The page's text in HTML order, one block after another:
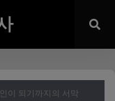
이 되기까지의 서막